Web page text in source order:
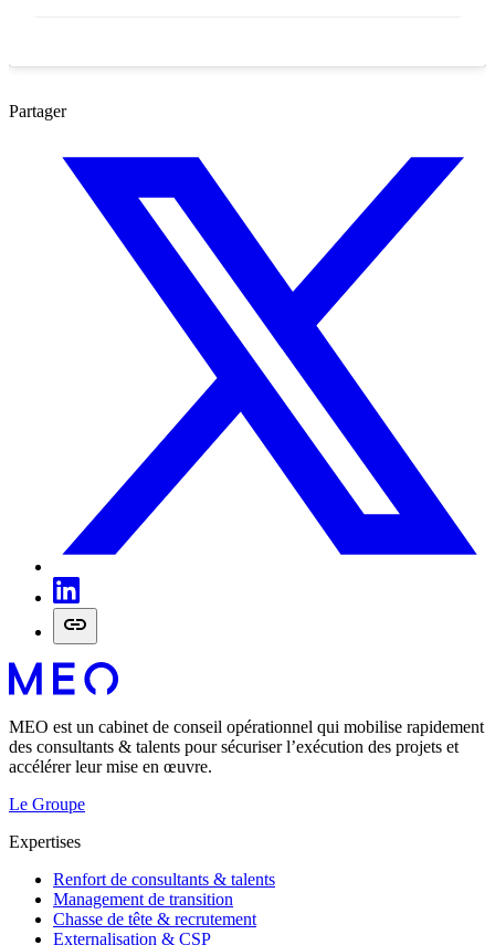
Partager
MEO est un cabinet de conseil opérationnel qui mobilise rapidement
des consultants & talents pour sécuriser l’exécution des projets et
accélérer leur mise en œuvre.
Le Groupe
Expertises
Renfort de consultants & talents
Management de transition
Chasse de tête & recrutement
Externalisation & CSP